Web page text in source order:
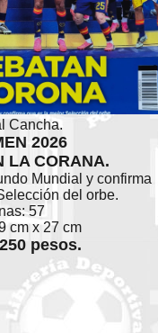
Cancha.
2026
LA CORANA.
Mundial y confirma
del orbe.
57
cm x 27 cm
pesos.